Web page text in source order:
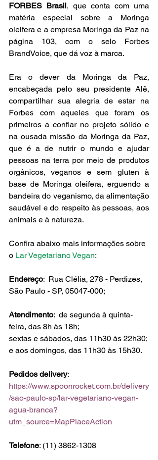
FORBES Brasil, que conta com uma
matéria especial sobre a Moringa
oleifera e a empresa Moringa da Paz na
página 103, com o selo Forbes
BrandVoice, que dá voz à marca.
Era o dever da Moringa da Paz,
encabeçada pelo seu presidente Alê,
compartilhar sua alegria de estar na
Forbes com aqueles que foram os
primeiros a confiar no projeto sólido e
na ousada missão da Moringa da Paz,
que é a de nutrir o mundo e ajudar
pessoas na terra por meio de produtos
orgânicos, veganos e sem gluten à
base de Moringa oleifera, erguendo a
bandeira do veganismo, da alimentação
saudável e do respeito às pessoas, aos
animais e à natureza.
Confira abaixo mais informações sobre
o Lar Vegetariano Vegan:
Endereço:  Rua Clélia, 278 - Perdizes,
São Paulo - SP, 05047-000;
Atendimento:  de segunda à quinta-
feira, das 8h às 18h;
sextas e sábados, das 11h30 às 22h30;
e aos domingos, das 11h30 às 15h30.
Pedidos delivery:
https://www.spoonrocket.com.br/delivery
/sao-paulo-sp/lar-vegetariano-vegan-
agua-branca?
utm_source=MapPlaceAction
Telefone: (11) 3862-1308